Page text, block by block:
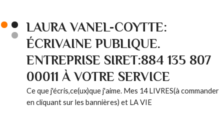
LAURA VANEL-COYTTE:
ÉCRIVAINE PUBLIQUE.
ENTREPRISE SIRET:884 135 807
00011 À VOTRE SERVICE
Ce que j'écris,ce(ux)que j'aime. Mes 14 LIVRES(à commander
en cliquant sur les bannières) et LA VIE